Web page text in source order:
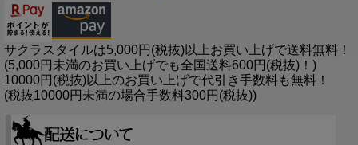
サクラスタイルは5,000円(税抜)以上お買い上げで送料無料！
(5,000円未満のお買い上げでも全国送料600円(税抜)！)
10000円(税抜)以上のお買い上げで代引き手数料も無料！
(税抜10000円未満の場合手数料300円(税抜))